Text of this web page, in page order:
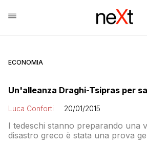
ECONOMIA
Un'alleanza Draghi-Tsipras per
Luca Conforti 20/01/2015
I tedeschi stanno preparando una
disastro greco è stata una prova